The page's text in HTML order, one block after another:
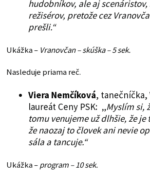
hudobníkov, ale aj scenáristov,
režisérov, pretože cez
prešli.“
Ukážka – Vranovčan – skúška – 5 sek.
Nasleduje priama reč.
Viera Nemčíková, tanečníčka,
laureát Ceny PSK: „Myslím si,
tomu venujeme už dlhšie, že je
že naozaj to človek ani nevie
sála a tancuje.“
Ukážka –program – 10 sek.